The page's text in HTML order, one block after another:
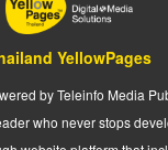
YellowPages
by Teleinfo Media
who never stops